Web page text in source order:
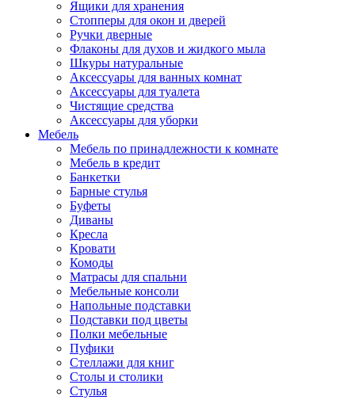
Ящики для хранения
Стопперы для окон и дверей
Ручки дверные
Флаконы для духов и жидкого мыла
Шкуры натуральные
Аксессуары для ванных комнат
Аксессуары для туалета
Чистящие средства
Аксессуары для уборки
Мебель
Мебель по принадлежности к комнате
Мебель в кредит
Банкетки
Барные стулья
Буфеты
Диваны
Кресла
Кровати
Комоды
Матрасы для спальни
Мебельные консоли
Напольные подставки
Подставки под цветы
Полки мебельные
Пуфики
Стеллажи для книг
Столы и столики
Стулья